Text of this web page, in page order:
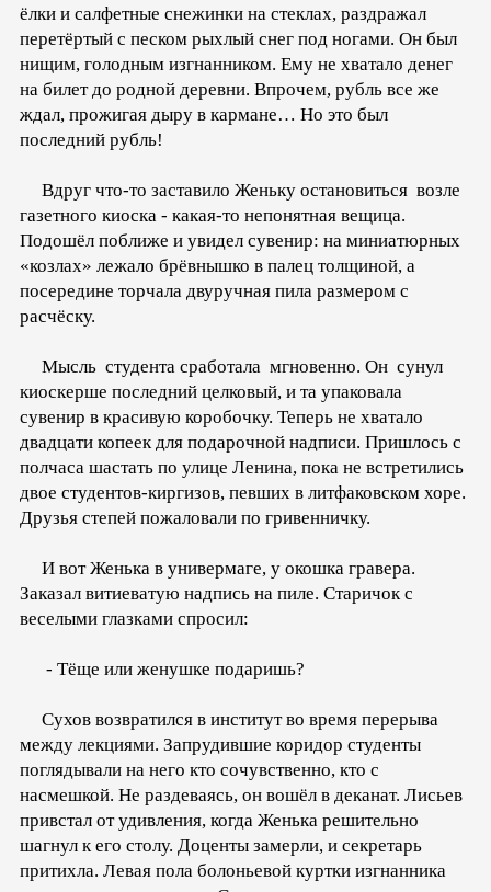
ёлки и салфетные снежинки на стеклах, раздражал
перетёртый с песком рыхлый снег под ногами. Он был
нищим, голодным изгнанником. Ему не хватало денег
на билет до родной деревни. Впрочем, рубль все же
ждал, прожигая дыру в кармане… Но это был
последний рубль!
Вдруг что-то заставило Женьку остановиться возле
газетного киоска - какая-то непонятная вещица.
Подошёл поближе и увидел сувенир: на миниатюрных
«козлах» лежало брёвнышко в палец толщиной, а
посередине торчала двуручная пила размером с
расчёску.
Мысль студента сработала мгновенно. Он сунул
киоскерше последний целковый, и та упаковала
сувенир в красивую коробочку. Теперь не хватало
двадцати копеек для подарочной надписи. Пришлось с
полчаса шастать по улице Ленина, пока не встретились
двое студентов-киргизов, певших в литфаковском хоре.
Друзья степей пожаловали по гривенничку.
И вот Женька в универмаге, у окошка гравера.
Заказал витиеватую надпись на пиле. Старичок с
веселыми глазками спросил:
- Тёще или женушке подаришь?
Сухов возвратился в институт во время перерыва
между лекциями. Запрудившие коридор студенты
поглядывали на него кто сочувственно, кто с
насмешкой. Не раздеваясь, он вошёл в деканат. Лисьев
привстал от удивления, когда Женька решительно
шагнул к его столу. Доценты замерли, и секретарь
притихла. Левая пола болоньевой куртки изгнанника